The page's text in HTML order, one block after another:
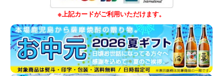
※上記カードがご利用いただけます。